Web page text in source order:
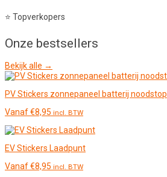
⭐ Topverkopers
Onze bestsellers
Bekijk alle →
PV Stickers zonnepaneel batterij noodstop
Vanaf€8,95 incl. BTW
EV Stickers Laadpunt
Vanaf€8,95 incl. BTW